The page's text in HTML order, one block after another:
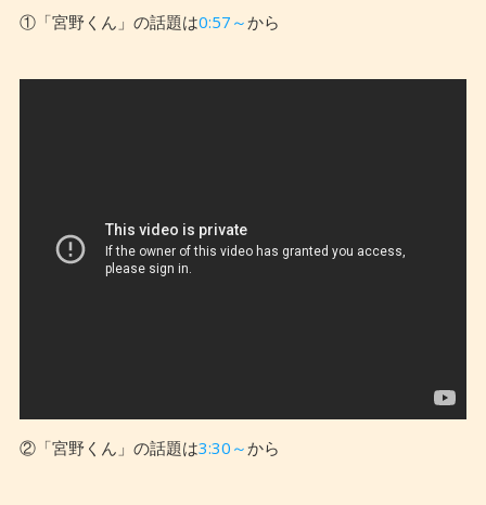
①「宮野くん」の話題は0:57～から
②「宮野くん」の話題は3:30～から